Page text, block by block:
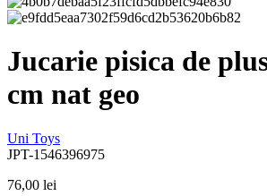
Jucarie pisica de
cm nat geo
Uni Toys
JPT-1546396975
76,00 lei